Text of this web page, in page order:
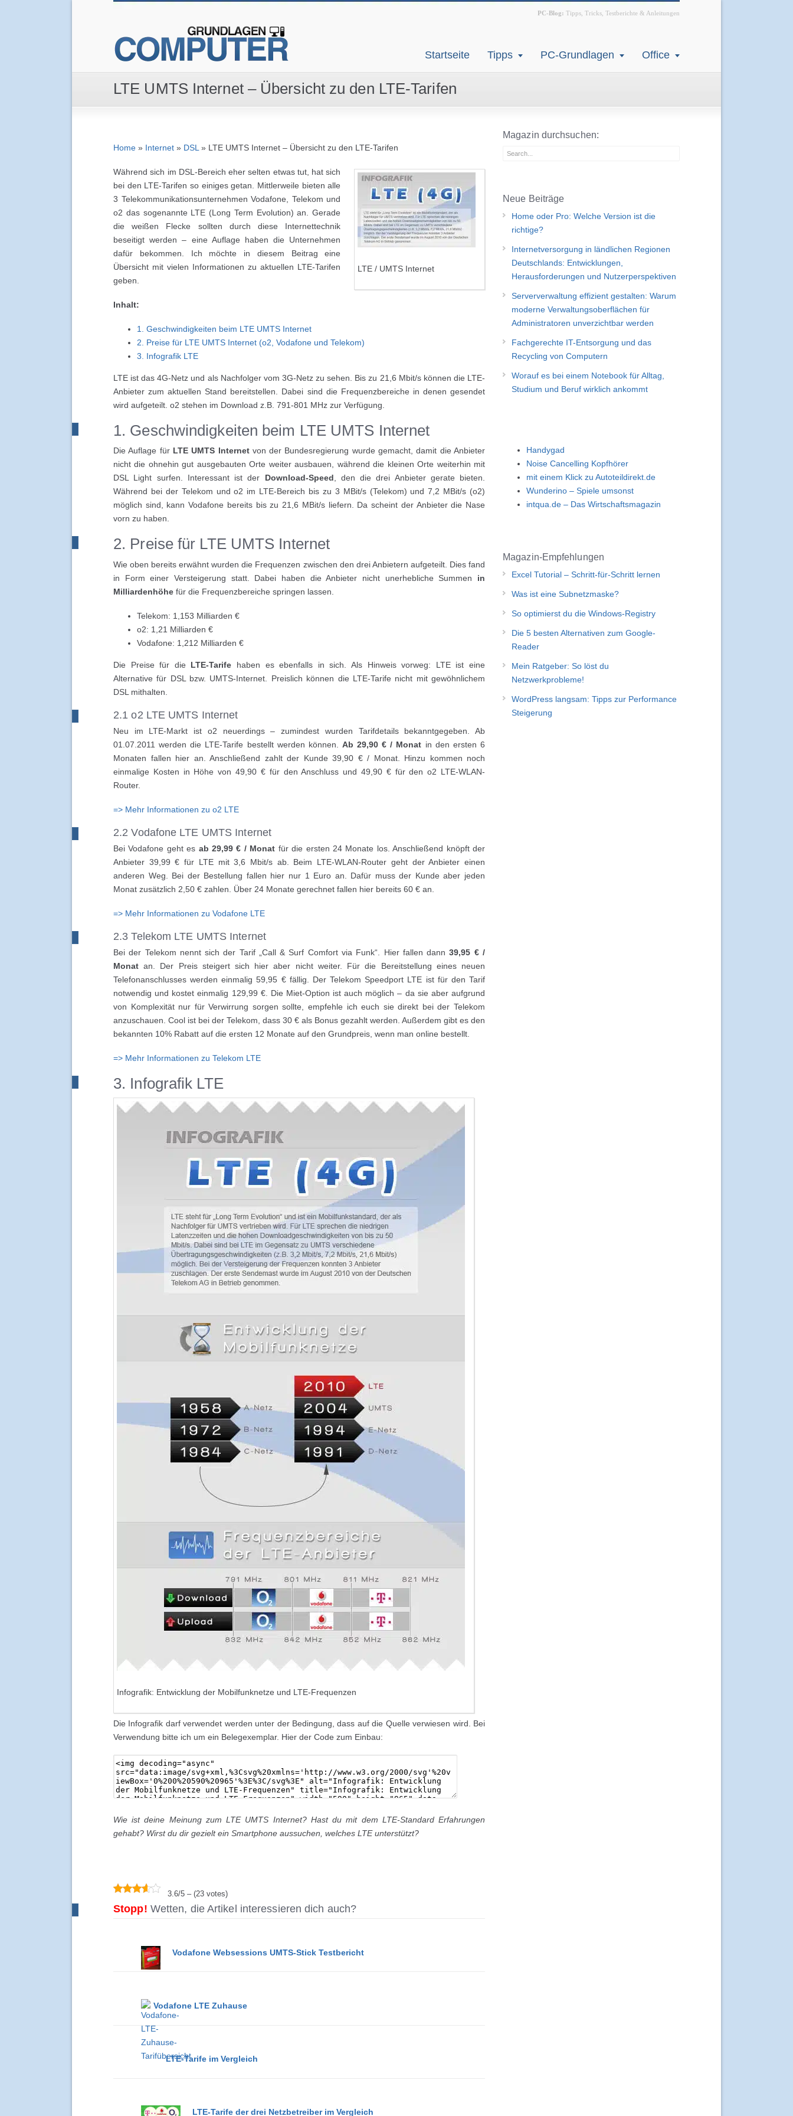
PC-Blog: Tipps, Tricks, Testberichte & Anleitungen
Startseite Tipps PC-Grundlagen Office
LTE UMTS Internet – Übersicht zu den LTE-Tarifen
Home » Internet » DSL » LTE UMTS Internet – Übersicht zu den LTE-Tarifen
LTE / UMTS Internet
Während sich im DSL-Bereich eher selten etwas tut, hat sich
bei den LTE-Tarifen so einiges getan. Mittlerweile bieten alle
3 Telekommunikationsunternehmen Vodafone, Telekom und
o2 das sogenannte LTE (Long Term Evolution) an. Gerade
die weißen Flecke sollten durch diese Internettechnik
beseitigt werden – eine Auflage haben die Unternehmen
dafür bekommen. Ich möchte in diesem Beitrag eine
Übersicht mit vielen Informationen zu aktuellen LTE-Tarifen
geben.
Inhalt:
1. Geschwindigkeiten beim LTE UMTS Internet
2. Preise für LTE UMTS Internet (o2, Vodafone und Telekom)
3. Infografik LTE
LTE ist das 4G-Netz und als Nachfolger vom 3G-Netz zu sehen. Bis zu 21,6 Mbit/s können die LTE-
Anbieter zum aktuellen Stand bereitstellen. Dabei sind die Frequenzbereiche in denen gesendet
wird aufgeteilt. o2 stehen im Download z.B. 791-801 MHz zur Verfügung.
1. Geschwindigkeiten beim LTE UMTS Internet
Die Auflage für LTE UMTS Internetvon der Bundesregierung wurde gemacht, damit die Anbieter
nicht die ohnehin gut ausgebauten Orte weiter ausbauen, während die kleinen Orte weiterhin mit
DSL Light surfen. Interessant ist der Download-Speed, den die drei Anbieter gerate bieten.
Während bei der Telekom und o2 im LTE-Bereich bis zu 3 MBit/s (Telekom) und 7,2 MBit/s (o2)
möglich sind, kann Vodafone bereits bis zu 21,6 MBit/s liefern. Da scheint der Anbieter die Nase
vorn zu haben.
2. Preise für LTE UMTS Internet
Wie oben bereits erwähnt wurden die Frequenzen zwischen den drei Anbietern aufgeteilt. Dies fand
in Form einer Versteigerung statt. Dabei haben die Anbieter nicht unerhebliche Summen in
Milliardenhöhe für die Frequenzbereiche springen lassen.
Telekom: 1,153 Milliarden €
o2: 1,21 Milliarden €
Vodafone: 1,212 Milliarden €
Die Preise für die LTE-Tarife haben es ebenfalls in sich. Als Hinweis vorweg: LTE ist eine
Alternative für DSL bzw. UMTS-Internet. Preislich können die LTE-Tarife nicht mit gewöhnlichem
DSL mithalten.
2.1 o2 LTE UMTS Internet
Neu im LTE-Markt ist o2 neuerdings – zumindest wurden Tarifdetails bekanntgegeben. Ab
01.07.2011 werden die LTE-Tarife bestellt werden können. Ab 29,90 € / Monat in den ersten 6
Monaten fallen hier an. Anschließend zahlt der Kunde 39,90 € / Monat. Hinzu kommen noch
einmalige Kosten in Höhe von 49,90 € für den Anschluss und 49,90 € für den o2 LTE-WLAN-
Router.
=> Mehr Informationen zu o2 LTE
2.2 Vodafone LTE UMTS Internet
Bei Vodafone geht es ab 29,99 € / Monat für die ersten 24 Monate los. Anschließend knöpft der
Anbieter 39,99 € für LTE mit 3,6 Mbit/s ab. Beim LTE-WLAN-Router geht der Anbieter einen
anderen Weg. Bei der Bestellung fallen hier nur 1 Euro an. Dafür muss der Kunde aber jeden
Monat zusätzlich 2,50 € zahlen. Über 24 Monate gerechnet fallen hier bereits 60 € an.
=> Mehr Informationen zu Vodafone LTE
2.3 Telekom LTE UMTS Internet
Bei der Telekom nennt sich der Tarif „Call & Surf Comfort via Funk“. Hier fallen dann39,95 € /
Monat an. Der Preis steigert sich hier aber nicht weiter. Für die Bereitstellung eines neuen
Telefonanschlusses werden einmalig 59,95 € fällig. Der Telekom Speedport LTE ist für den Tarif
notwendig und kostet einmalig 129,99 €. Die Miet-Option ist auch möglich – da sie aber aufgrund
von Komplexität nur für Verwirrung sorgen sollte, empfehle ich euch sie direkt bei der Telekom
anzuschauen. Cool ist bei der Telekom, dass 30 € als Bonus gezahlt werden. Außerdem gibt es den
bekannten 10% Rabatt auf die ersten 12 Monate auf den Grundpreis, wenn man online bestellt.
=> Mehr Informationen zu Telekom LTE
3. Infografik LTE
Infografik: Entwicklung der Mobilfunknetze und LTE-Frequenzen
Die Infografik darf verwendet werden unter der Bedingung, dass auf die Quelle verwiesen wird. Bei
Verwendung bitte ich um ein Belegexemplar. Hier der Code zum Einbau:
Wie ist deine Meinung zum LTE UMTS Internet? Hast du mit dem LTE-Standard Erfahrungen
gehabt? Wirst du dir gezielt ein Smartphone aussuchen, welches LTE unterstützt?
3.6/5 – (23 votes)
Stopp! Wetten, die Artikel interessieren dich auch?
Vodafone Websessions UMTS-Stick Testbericht
Vodafone LTE Zuhause
LTE-Tarife im Vergleich
LTE-Tarife der drei Netzbetreiber im Vergleich
Magazin durchsuchen:
Neue Beiträge
Home oder Pro: Welche Version ist die
richtige?
Internetversorgung in ländlichen Regionen
Deutschlands: Entwicklungen,
Herausforderungen und Nutzerperspektiven
Serververwaltung effizient gestalten: Warum
moderne Verwaltungsoberflächen für
Administratoren unverzichtbar werden
Fachgerechte IT-Entsorgung und das
Recycling von Computern
Worauf es bei einem Notebook für Alltag,
Studium und Beruf wirklich ankommt
Handygad
Noise Cancelling Kopfhörer
mit einem Klick zu Autoteildirekt.de
Wunderino – Spiele umsonst
intqua.de – Das Wirtschaftsmagazin
Magazin-Empfehlungen
Excel Tutorial – Schritt-für-Schritt lernen
Was ist eine Subnetzmaske?
So optimierst du die Windows-Registry
Die 5 besten Alternativen zum Google-
Reader
Mein Ratgeber: So löst du
Netzwerkprobleme!
WordPress langsam: Tipps zur Performance
Steigerung